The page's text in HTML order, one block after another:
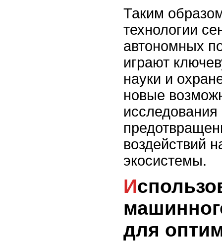
Таким
технологии
автономных
играют
науки и
новые
исследования
воздействий
экосистемы.
Использование
для